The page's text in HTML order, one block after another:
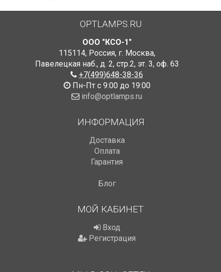
OPTLAMPS.RU
ООО "КСО-1"
115114, Россия, г. Москва,
Павелецкая наб., д. 2, стр.2, эт. 3, оф. 63
+7(499)648-38-36
Пн-Пт с 9:00 до 19:00
info@optlamps.ru
ИНФОРМАЦИЯ
Доставка
Оплата
Гарантия
Блог
МОЙ КАБИНЕТ
Вход
Регистрация